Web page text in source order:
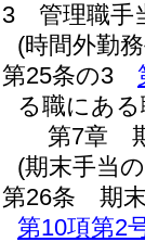
3
管理職手
(時間外勤
第25条の3
る職にあ
第7章
(期末手当
第26条
期
第10項第2